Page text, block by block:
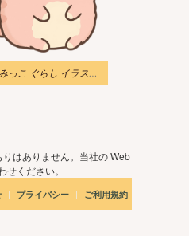
猫 すみっこ ぐらし イラスト 画像
はありません。当社の Web
ください。
| プライバシー | ご利用規約